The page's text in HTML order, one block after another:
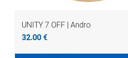
UNITY 7 OFF | Andro
32.00 €